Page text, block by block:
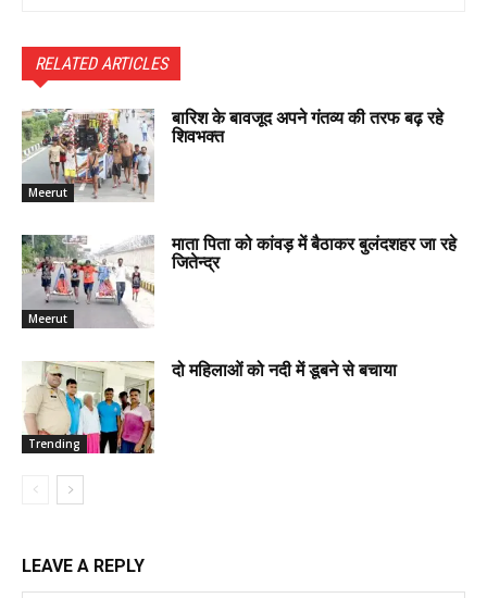
RELATED ARTICLES
Meerut
बारिश के बावजूद अपने गंतव्य की तरफ बढ़ रहे
शिवभक्त
Meerut
माता पिता को कांवड़ में बैठाकर बुलंदशहर जा रहे
जितेन्द्र
Trending
दो महिलाओं को नदी में डूबने से बचाया
LEAVE A REPLY